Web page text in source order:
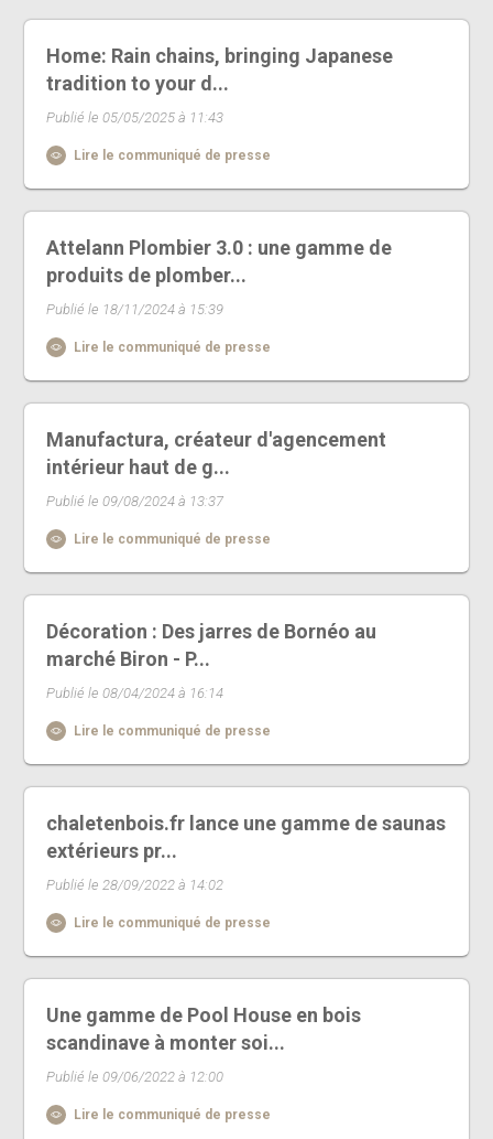
Home: Rain chains, bringing Japanese
tradition to your d...
Publié le 05/05/2025 à 11:43
Lire le communiqué de presse
Attelann Plombier 3.0 : une gamme de
produits de plomber...
Publié le 18/11/2024 à 15:39
Lire le communiqué de presse
Manufactura, créateur d'agencement
intérieur haut de g...
Publié le 09/08/2024 à 13:37
Lire le communiqué de presse
Décoration : Des jarres de Bornéo au
marché Biron - P...
Publié le 08/04/2024 à 16:14
Lire le communiqué de presse
chaletenbois.fr lance une gamme de saunas
extérieurs pr...
Publié le 28/09/2022 à 14:02
Lire le communiqué de presse
Une gamme de Pool House en bois
scandinave à monter soi...
Publié le 09/06/2022 à 12:00
Lire le communiqué de presse